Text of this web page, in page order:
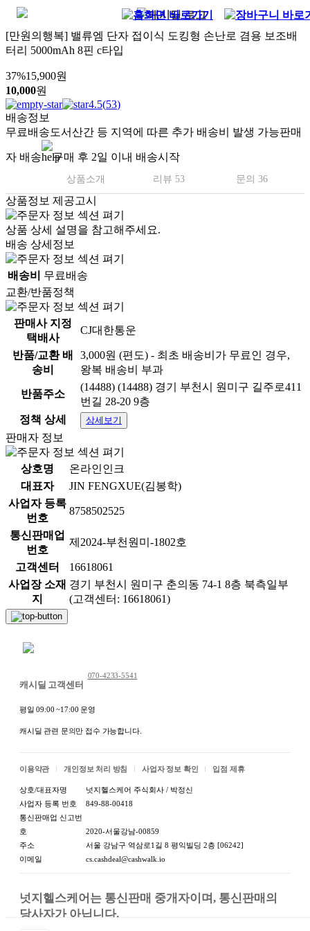
[만원의행복] 밸류엠 단자 접이식 도킹형 손난로 겸용 보조배
터리 5000mAh 8핀 c타입
37%15,900원
10,000원
4.5(53)
배송정보
무료배송도서산간 등 지역에 따른 추가 배송비 발생 가능판매
자 배송 구매 후 2일 이내 배송시작
상품소개 리뷰 53 문의 36
당일출고
상품정보 제공고시
상품 상세 설명을 참고해주세요.
배송 상세정보
배송비
무료배송
교환/반품정책
판매사 지정
택배사
CJ대한통운
반품/교환 배
송비
3,000원 (편도) - 최초 배송비가 무료인 경우,
왕복 배송비 부과
반품주소
(14488) (14488) 경기 부천시 원미구 길주로411
번길 28-20 9층
정책 상세
상세보기
판매자 정보
상호명
온라인인크
대표자
JIN FENGXUE(김봉학)
사업자 등록
번호
8758502525
통신판매업
번호
제2024-부천원미-1802호
고객센터
16618061
사업장 소재
지
경기 부천시 원미구 춘의동 74-1 8층 북측일부
(고객센터: 16618061)
캐시딜 고객센터
070-4233-5541
평일 09:00 ~17:00 운영
캐시딜 관련 문의만 접수 가능합니다.
이용약관 개인정보 처리 방침 사업자 정보 확인 입점 제휴
상호/대표자명
넛지헬스케어 주식회사 / 박정신
사업자 등록 번호
849-88-00418
통신판매업 신고번
호
2020-서울강남-00859
주소
서울 강남구 역삼로1길 8 평익빌딩 2층 [06242]
이메일
cs.cashdeal@cashwalk.io
넛지헬스케어는 통신판매 중개자이며, 통신판매의
당사자가 아닙니다.